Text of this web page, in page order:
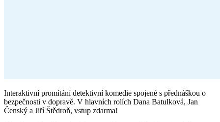
Interaktivní promítání detektivní komedie spojené s přednáškou o
bezpečnosti v dopravě. V hlavních rolích Dana Batulková, Jan
Čenský a Jiří Štědroň, vstup zdarma!